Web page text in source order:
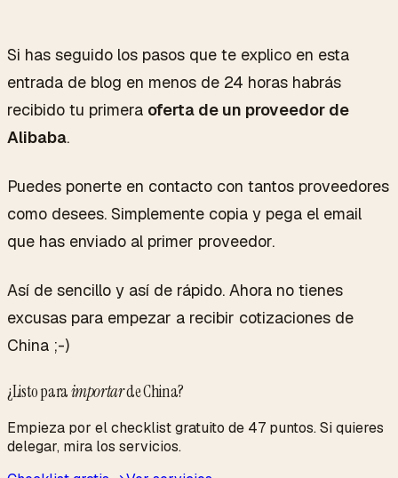
Si has seguido los pasos que te explico en esta
entrada de blog en menos de 24 horas habrás
recibido tu primera oferta de un proveedor de
Alibaba.
Puedes ponerte en contacto con tantos proveedores
como desees. Simplemente copia y pega el email
que has enviado al primer proveedor.
Así de sencillo y así de rápido. Ahora no tienes
excusas para empezar a recibir cotizaciones de
China ;-)
¿Listo paraimportarde China?
Empieza por el checklist gratuito de 47 puntos. Si quieres
delegar, mira los servicios.